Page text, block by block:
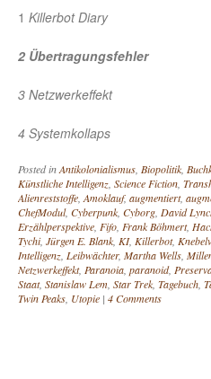
1 Killerbot Diary
2 Übertragungsfehler
3 Netzwerkeffekt
4 Systemkollaps
Posted inAntikolonialismus, Biopolitik,
Künstliche Intelligenz, Science Fiction,
Alienreststoffe,Amoklauf, augmentiert,
ChefModul, Cyberpunk, Cyborg, David
Erzählperspektive, Fifo, Frank Böhmert,
Tychi, Jürgen E. Blank, KI, Killerbot,
Intelligenz, Leibwächter, Martha Wells,
Netzwerkeffekt, Paranoia, paranoid,
Staat, Stanislaw Lem, Star Trek, Tagebuch,
Twin Peaks, Utopie | 4 Comments